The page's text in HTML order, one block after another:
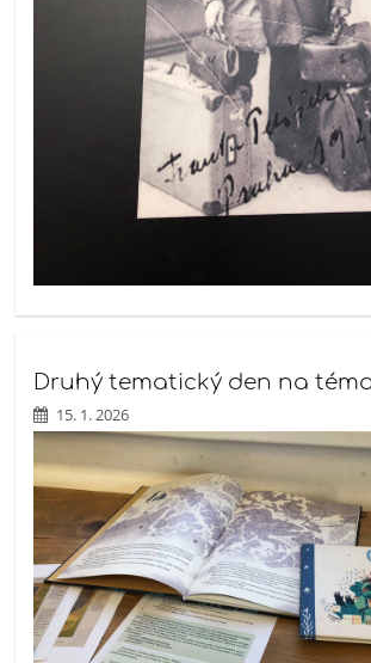
Druhý tematický den na
15. 1. 2026